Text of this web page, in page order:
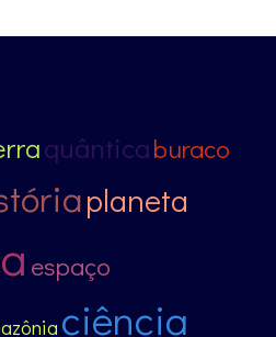
quânticaburaco
planeta
espaço
ciência